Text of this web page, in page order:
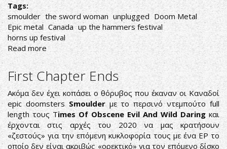
Tags:
smoulder the sword woman unplugged Doom Metal
Epic metal Canada up the hammers festival
horns up festival
Read moreabout
SMOULDER:
ΔΕΙΤΕ
ΤΟ
ΝΕΟ
ΤΟΥΣ
UNPLUGGED
VIDEO
First Chapter Ends
Ακόμα δεν έχει κοπάσει ο θόρυβος που έκαναν οι Καναδοί
epic doomsters Smoulder με το περσινό ντεμπούτο full
length τους Times Of Obscene Evil And Wild Daring και
έρχονται στις αρχές του 2020 να μας κρατήσουν
«ζεστούς» για την επόμενη κυκλοφορία τους με ένα EP το
οποίο δεν είναι ακριβώς «ορεκτικό» για τον επόμενο δίσκο